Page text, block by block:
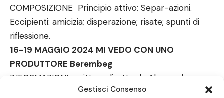
Gestisci Consenso
COMPOSIZIONE Principio attivo: Separ-azioni.
Eccipienti: amicizia; disperazione; risate; spunti di
riflessione.
16-19 MAGGIO 2024 MI VEDO CON UNO
PRODUTTORE Berembeg
INFORMAZIONI scritto e diretto da Alessandro
Carvaruso, con Alessandra De Pascalis, Francesco